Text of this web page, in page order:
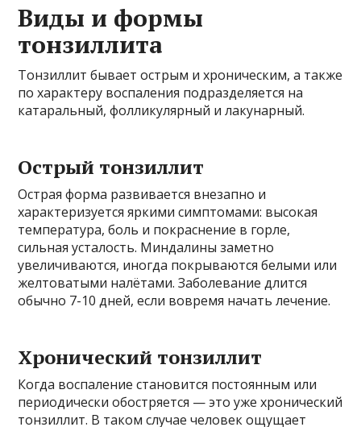
Виды и формы
тонзиллита
Тонзиллит бывает острым и хроническим, а также
по характеру воспаления подразделяется на
катаральный, фолликулярный и лакунарный.
Острый тонзиллит
Острая форма развивается внезапно и
характеризуется яркими симптомами: высокая
температура, боль и покраснение в горле,
сильная усталость. Миндалины заметно
увеличиваются, иногда покрываются белыми или
желтоватыми налётами. Заболевание длится
обычно 7-10 дней, если вовремя начать лечение.
Хронический тонзиллит
Когда воспаление становится постоянным или
периодически обостряется — это уже хронический
тонзиллит. В таком случае человек ощущает